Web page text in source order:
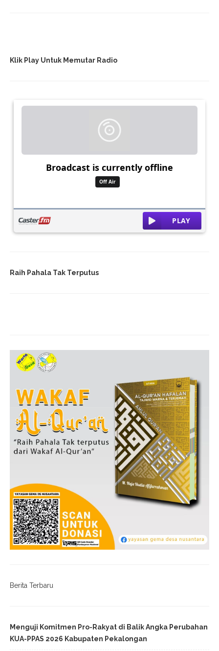
Klik Play Untuk Memutar Radio
Raih Pahala Tak Terputus
Berita Terbaru
Menguji Komitmen Pro-Rakyat di Balik Angka Perubahan
KUA-PPAS 2026 Kabupaten Pekalongan